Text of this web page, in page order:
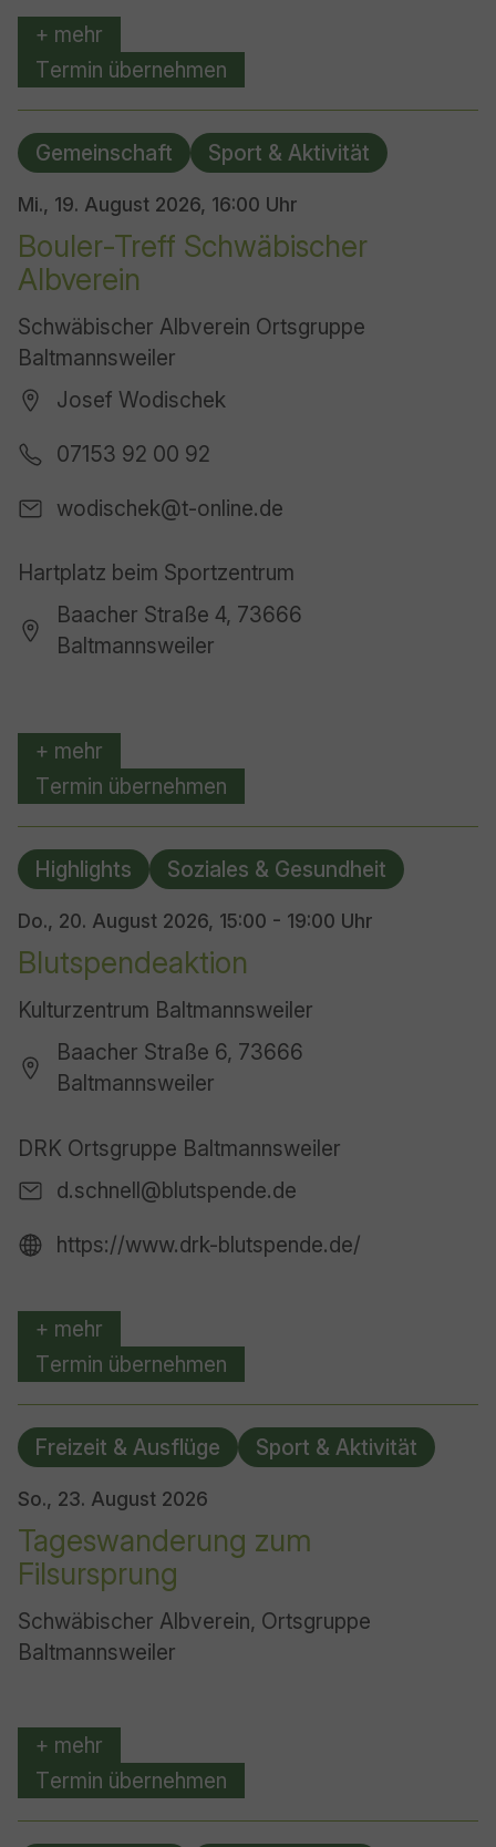
+ mehr
Termin übernehmen
Mi., 19. August 2026, 16:00 Uhr
Bouler-Treff Schwäbischer
Albverein
Schwäbischer Albverein Ortsgruppe
Baltmannsweiler
Josef Wodischek
07153 92 00 92
wodischek@t-online.de
Hartplatz beim Sportzentrum
Baacher Straße 4, 73666
Baltmannsweiler
+ mehr
Termin übernehmen
Gemeinschaft Sport & Aktivität
Do., 20. August 2026, 15:00 - 19:00 Uhr
Blutspendeaktion
Kulturzentrum Baltmannsweiler
Baacher Straße 6, 73666
Baltmannsweiler
DRK Ortsgruppe Baltmannsweiler
d.schnell@blutspende.de
https://www.drk-blutspende.de/
+ mehr
Termin übernehmen
Highlights Soziales & Gesundheit
So., 23. August 2026
Tageswanderung zum
Filsursprung
Schwäbischer Albverein, Ortsgruppe
Baltmannsweiler
+ mehr
Termin übernehmen
Freizeit & Ausflüge Sport & Aktivität